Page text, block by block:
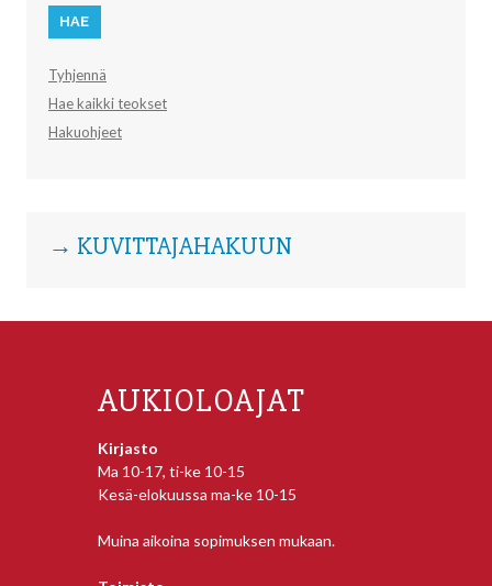
Tyhjennä
Hae kaikki teokset
Hakuohjeet
→ KUVITTAJAHAKUUN
AUKIOLOAJAT
Kirjasto
Ma 10-17, ti-ke 10-15
Kesä-elokuussa ma-ke 10-15
Muina aikoina sopimuksen mukaan.